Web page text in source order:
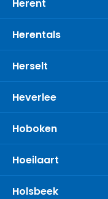
Herent
Herentals
Herselt
Heverlee
Hoboken
Hoeilaart
Holsbeek